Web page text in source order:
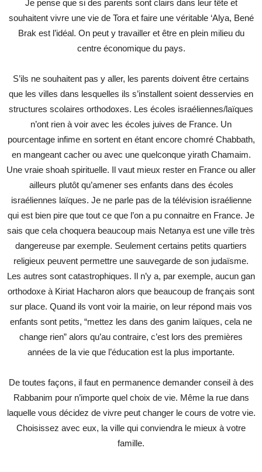
Je pense que si des parents sont clairs dans leur tête et
souhaitent vivre une vie de Tora et faire une véritable ‘Alya, Bené
Brak est l’idéal. On peut y travailler et être en plein milieu du
centre économique du pays.
S’ils ne souhaitent pas y aller, les parents doivent être certains
que les villes dans lesquelles ils s’installent soient desservies en
structures scolaires orthodoxes. Les écoles israéliennes/laïques
n’ont rien à voir avec les écoles juives de France. Un
pourcentage infime en sortent en étant encore chomré Chabbath,
en mangeant cacher ou avec une quelconque yirath Chamaim.
Une vraie shoah spirituelle. Il vaut mieux rester en France ou aller
ailleurs plutôt qu’amener ses enfants dans des écoles
israéliennes laïques. Je ne parle pas de la télévision israélienne
qui est bien pire que tout ce que l’on a pu connaitre en France. Je
sais que cela choquera beaucoup mais Netanya est une ville très
dangereuse par exemple. Seulement certains petits quartiers
religieux peuvent permettre une sauvegarde de son judaïsme.
Les autres sont catastrophiques. Il n’y a, par exemple, aucun gan
orthodoxe à Kiriat Hacharon alors que beaucoup de français sont
sur place. Quand ils vont voir la mairie, on leur répond mais vos
enfants sont petits, “mettez les dans des ganim laïques, cela ne
change rien” alors qu’au contraire, c’est lors des premières
années de la vie que l’éducation est la plus importante.
De toutes façons, il faut en permanence demander conseil à des
Rabbanim pour n’importe quel choix de vie. Même la rue dans
laquelle vous décidez de vivre peut changer le cours de votre vie.
Choisissez avec eux, la ville qui conviendra le mieux à votre
famille.